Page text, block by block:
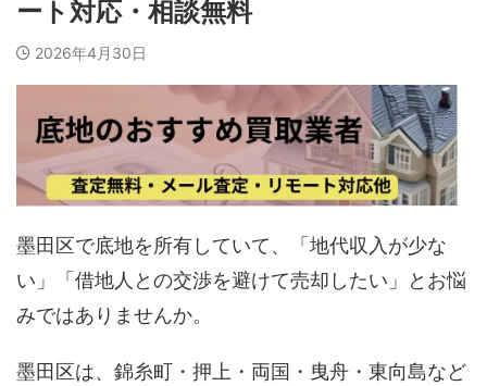
ート対応・相談無料
2026年4月30日
墨田区で底地を所有していて、「地代収入が少な
い」「借地人との交渉を避けて売却したい」とお悩
みではありませんか。
墨田区は、錦糸町・押上・両国・曳舟・東向島など